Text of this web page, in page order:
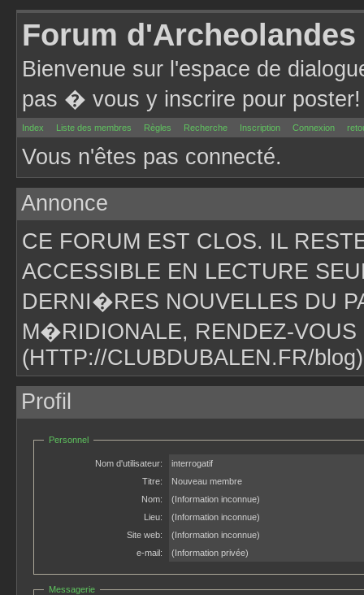
Forum d'Archeolandes
Bienvenue sur l'espace de
pas � vous y inscrire pour poster!
Index Liste des membres Règles Recherche Inscription Connexion
Vous n'êtes pas connecté.
Annonce
CE FORUM EST CLOS. IL
ACCESSIBLE EN LECTURE
DERNI�RES NOUVELLES DU
M�RIDIONALE, RENDEZ-
(HTTP://CLUBDUBALEN.FR/blog)
Profil
Personnel
Nom d'utilisateur:
interrogatif
Titre:
Nouveau membre
Nom:
(Information inconnue)
Lieu:
(Information inconnue)
Site web:
(Information inconnue)
e-mail:
(Information privée)
Messagerie